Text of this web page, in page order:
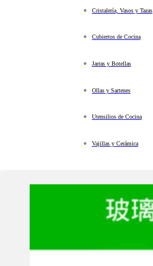
Cristalería, Vasos y Tazas
Cubiertos de Cocina
Jarras y Botellas
Ollas y Sartenes
Utensilios de Cocina
Vajillas y Cerámica